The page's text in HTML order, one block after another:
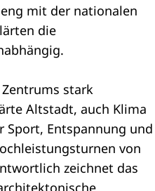
mit der nationalen
die
stark
Altstadt, auch Klima
Sport, Entspannung und
von
zeichnet das